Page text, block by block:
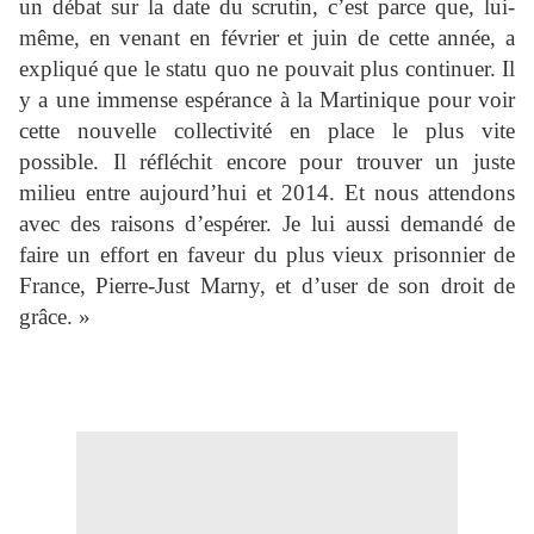
un débat sur la date du scrutin, c’est parce que, lui-
même, en venant en février et juin de cette année, a
expliqué que le statu quo ne pouvait plus continuer. Il
y a une immense espérance à la Martinique pour voir
cette nouvelle collectivité en place le plus vite
possible. Il réfléchit encore pour trouver un juste
milieu entre aujourd’hui et 2014. Et nous attendons
avec des raisons d’espérer. Je lui aussi demandé de
faire un effort en faveur du plus vieux prisonnier de
France, Pierre-Just Marny, et d’user de son droit de
grâce. »